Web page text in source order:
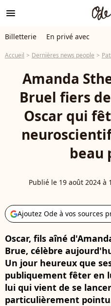
menu
Billetterie En privé avec
Accueil Dernières news people
Amanda
Bruel fiers
Oscar qui
beau
Publié le 19 août 2024 à
Ajoutez Ode à vos sources
Oscar, fils aîné
Brue, célèbre
Un jour heureux que
publiquement fêter en
lui qui vient de se
particulièrement